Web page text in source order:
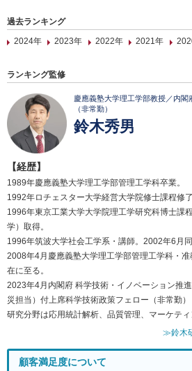
過去ランキング
2024年
2023年 2022年 2021年
ランキング監修
慶應義塾大学理工学部教授／内閣
（非常勤）
鈴木秀男
【経歴】
1989年慶應義塾大学理工学部管理工学科卒業。
1992年ロチェスター大学経営大学院修士課程修了
1996年東京工業大学大学院理工学研究科博士課
学）取得。
1996年筑波大学社会工学系・講師。2002年6月同
2008年4月慶應義塾大学理工学部管理工学科・
在に至る。
2023年4月内閣府 科学技術・イノベーション推
災担当）付上席科学技術政策フェロー（非常勤）
研究分野は応用統計解析、品質管理、マーケティ
≫鈴木
顧客満足度について